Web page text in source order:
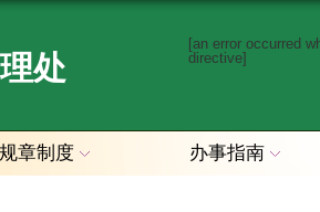
处
[an error occurred
directive]
规章制度 办事指南